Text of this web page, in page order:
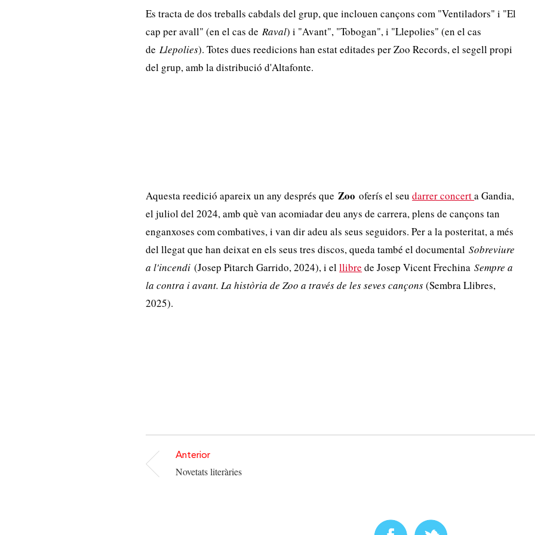
Es tracta de dos treballs cabdals del grup, que inclouen cançons com "Ventiladors" i "El
cap per avall" (en el cas deRaval) i "Avant", "Tobogan", i "Llepolies" (en el cas
deLlepolies). Totes dues reedicions han estat editades per Zoo Records, el segell propi
del grup, amb la distribució d'Altafonte.
Aquesta reedició apareix un any després queZoo oferís el seudarrer concerta Gandia,
el juliol del 2024, amb què van acomiadar deu anys de carrera, plens de cançons tan
enganxoses com combatives, i van dir adeu als seus seguidors. Per a la posteritat, a més
del llegat que han deixat en els seus tres discos, queda també el documentalSobreviure
a l'incendi (Josep Pitarch Garrido, 2024), i elllibre de Josep Vicent FrechinaSempre a
la contra i avant. La història de Zoo a través de les seves cançons(Sembra Llibres,
2025).
Anterior
Novetats literàries